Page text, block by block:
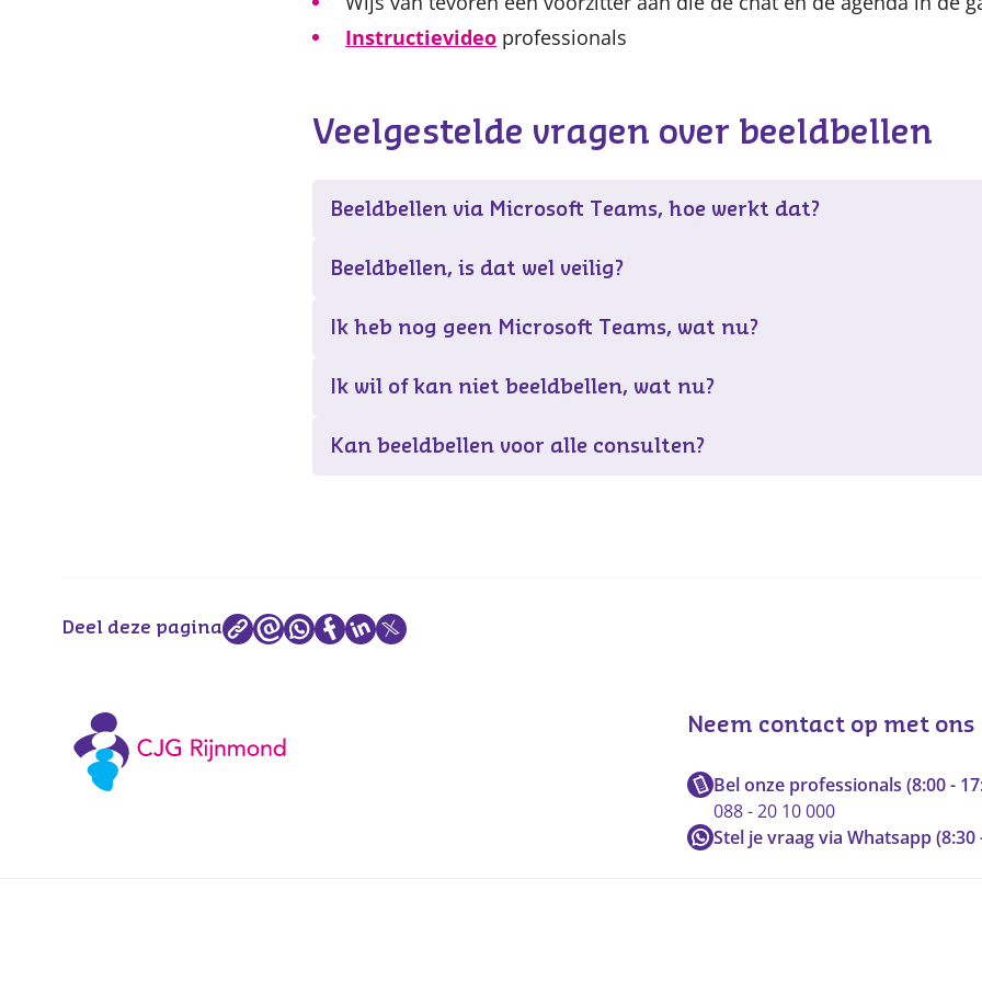
Instructievideo professionals
Veelgestelde vragen over beeldbellen
Beeldbellen via Microsoft Teams, hoe werkt dat?
Beeldbellen, is dat wel veilig?
Ik heb nog geen Microsoft Teams, wat nu?
Ik wil of kan niet beeldbellen, wat nu?
Kan beeldbellen voor alle consulten?
Deel deze pagina
Neem contact op met ons
Bel onze professionals (8:00 -
088 - 20 10 000
Stel je vraag via Whatsapp (8:30